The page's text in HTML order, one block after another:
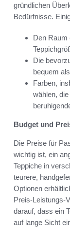
gründlichen
Bedürfnisse.
Den Raum
Die
bequem
Farben,
wählen,
Budget und
Die Preise für
wichtig ist, ein
Teppiche in
teurere,
Optionen
Preis-Leistungs-
darauf, dass ein
auf lange Sicht